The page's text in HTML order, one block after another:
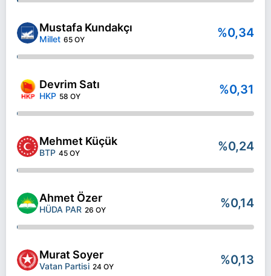
Mustafa Kundakçı
Millet 65 OY %0,34
Devrim Satı
HKP 58 OY %0,31
Mehmet Küçük
BTP 45 OY %0,24
Ahmet Özer
HÜDA PAR 26 OY %0,14
Murat Soyer
Vatan Partisi 24 OY %0,13